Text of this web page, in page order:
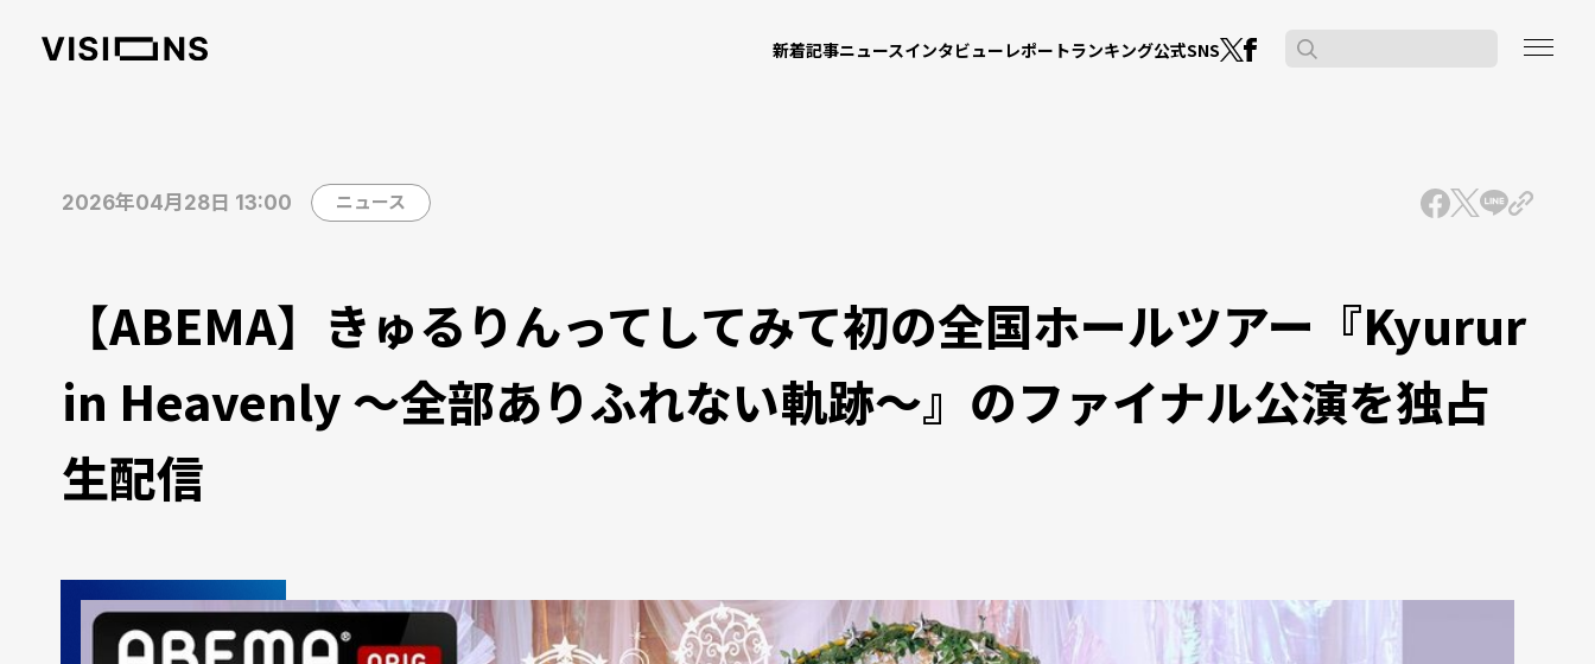
新着記事ニュースインタビュー レポートランキング公式SNS
2026年04月28日 13:00 ニュース
【ABEMA】きゅるりんってしてみて初の全国ホールツアー『Kyurur
in Heavenly 〜全部ありふれない軌跡〜』のファイナル公演を独占
生配信